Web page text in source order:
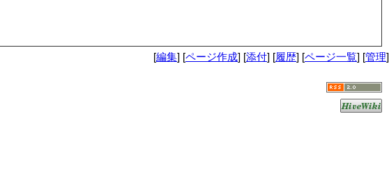
[編集] [ページ作成] [添付] [履歴] [ページ一覧] [管理]